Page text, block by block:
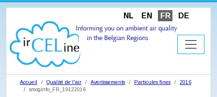
NL EN FR DE
Accueil Qualité de l'air Avertissements Particules fines
2016
smoginfo_FR_19122016